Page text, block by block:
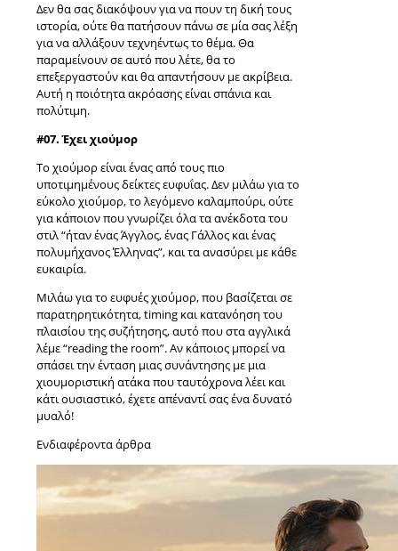
Δεν θα σας διακόψουν για να πουν τη δική τους
ιστορία, ούτε θα πατήσουν πάνω σε μία σας λέξη
για να αλλάξουν τεχνηέντως το θέμα. Θα
παραμείνουν σε αυτό που λέτε, θα το
επεξεργαστούν και θα απαντήσουν με ακρίβεια.
Αυτή η ποιότητα ακρόασης είναι σπάνια και
πολύτιμη.
#07. Έχει χιούμορ
Το χιούμορ είναι ένας από τους πιο
υποτιμημένους δείκτες ευφυΐας. Δεν μιλάω για το
εύκολο χιούμορ, το λεγόμενο καλαμπούρι, ούτε
για κάποιον που γνωρίζει όλα τα ανέκδοτα του
στιλ “ήταν ένας Άγγλος, ένας Γάλλος και ένας
πολυμήχανος Έλληνας”, και τα ανασύρει με κάθε
ευκαιρία.
Μιλάω για το ευφυές χιούμορ, που βασίζεται σε
παρατηρητικότητα, timing και κατανόηση του
πλαισίου της συζήτησης, αυτό που στα αγγλικά
λέμε “reading the room”. Αν κάποιος μπορεί να
σπάσει την ένταση μιας συνάντησης με μια
χιουμοριστική ατάκα που ταυτόχρονα λέει και
κάτι ουσιαστικό, έχετε απέναντί σας ένα δυνατό
μυαλό!
Ενδιαφέροντα άρθρα